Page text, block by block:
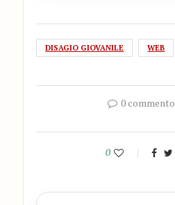
DISAGIO GIOVANILE WEB
0 commento
0